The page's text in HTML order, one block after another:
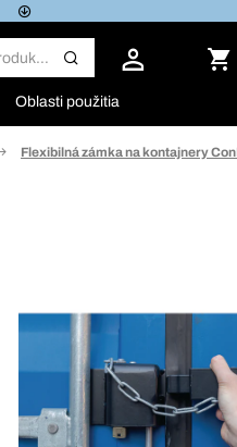
Oblasti použitia
Flexibilná zámka na kontajnery